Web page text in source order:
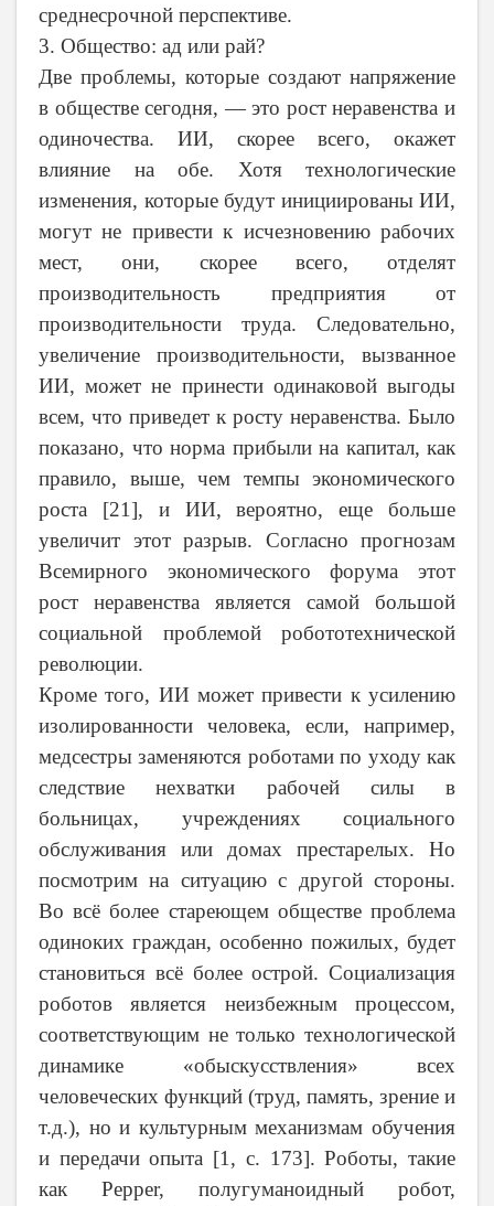
среднесрочной перспективе.
3. Общество: ад или рай?
Две проблемы, которые создают напряжение
в обществе сегодня, — это рост неравенства и
одиночества. ИИ, скорее всего, окажет
влияние на обе. Хотя технологические
изменения, которые будут инициированы ИИ,
могут не привести к исчезновению рабочих
мест, они, скорее всего, отделят
производительность предприятия от
производительности труда. Следовательно,
увеличение производительности, вызванное
ИИ, может не принести одинаковой выгоды
всем, что приведет к росту неравенства. Было
показано, что норма прибыли на капитал, как
правило, выше, чем темпы экономического
роста [21], и ИИ, вероятно, еще больше
увеличит этот разрыв. Согласно прогнозам
Всемирного экономического форума этот
рост неравенства является самой большой
социальной проблемой робототехнической
революции.
Кроме того, ИИ может привести к усилению
изолированности человека, если, например,
медсестры заменяются роботами по уходу как
следствие нехватки рабочей силы в
больницах, учреждениях социального
обслуживания или домах престарелых. Но
посмотрим на ситуацию с другой стороны.
Во всё более стареющем обществе проблема
одиноких граждан, особенно пожилых, будет
становиться всё более острой. Социализация
роботов является неизбежным процессом,
соответствующим не только технологической
динамике «обыскусствления» всех
человеческих функций (труд, память, зрение и
т.д.), но и культурным механизмам обучения
и передачи опыта [1, с. 173]. Роботы, такие
как Pepper, полугуманоидный робот,